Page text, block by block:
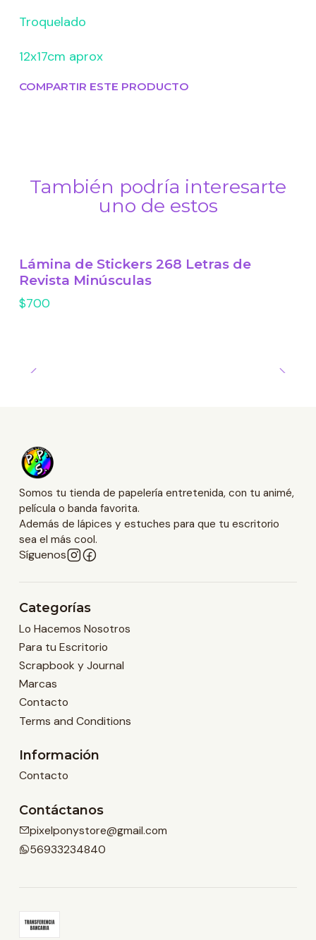
Troquelado
12x17cm aprox
COMPARTIR ESTE PRODUCTO
También podría interesarte
uno de estos
Lámina de Stickers 268 Letras de
Revista Minúsculas
$700
Somos tu tienda de papelería entretenida, con tu animé,
película o banda favorita.
Además de lápices y estuches para que tu escritorio
sea el más cool.
Síguenos
Categorías
Lo Hacemos Nosotros
Para tu Escritorio
Scrapbook y Journal
Marcas
Contacto
Terms and Conditions
Información
Contacto
Contáctanos
pixelponystore@gmail.com
56933234840